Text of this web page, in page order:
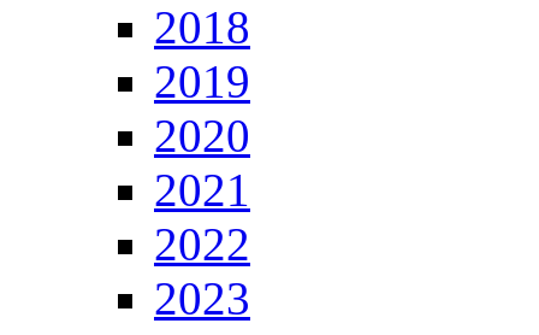
2018
2019
2020
2021
2022
2023